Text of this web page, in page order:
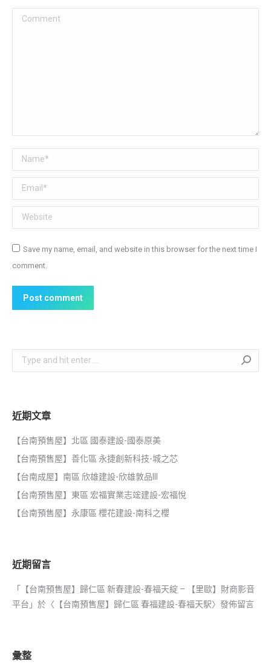
Comment
Name *
Email *
Website
Save my name, email, and website in this browser for the next time I
comment.
Post comment
Search:
近期文章
【台南預售屋】北區 國泰建設-國泰原美
【台南預售屋】善化區 永捷創新科技-城之芯
【台南成屋】南區 欣雄建設-欣雄敦品III
【台南預售屋】東區 宏福實業志竤建設-宏福悅
【台南預售屋】永康區 櫻花建設-南科之櫻
近期留言
「
【台南預售屋】歸仁區 新春建設-春福天綻 – 【里歐】財商影音
平台 」於〈 【台南預售屋】歸仁區 春福建設-春福天駅〉發佈留言
彙整